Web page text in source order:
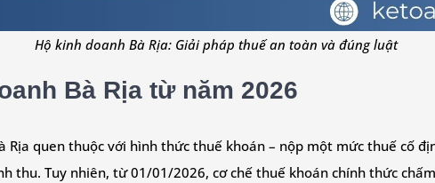
Hộ kinh doanh Bà Rịa: Giải pháp thuế an toàn và đúng luật
Bà Rịa từ năm 2026
Rịa quen thuộc với hình thức thuế khoán – nộp một mức thuế cố
thu. Tuy nhiên, từ 01/01/2026, cơ chế thuế khoán chính thức